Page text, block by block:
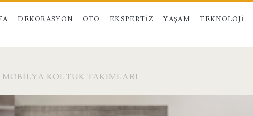
DEKORASYON OTO EKSPERTIZ YAŞAM TEKNOLOJI
MOBILYA KOLTUK TAKIMLARI